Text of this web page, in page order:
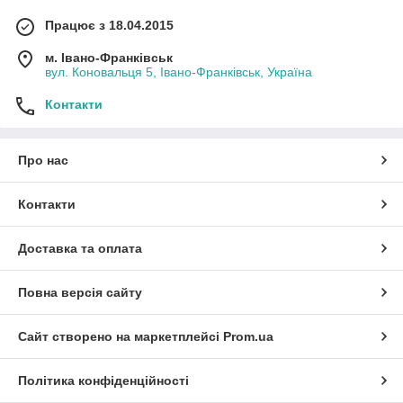
Працює з 18.04.2015
м. Івано-Франківськ
вул. Коновальця 5, Івано-Франківськ, Україна
Контакти
Про нас
Контакти
Доставка та оплата
Повна версія сайту
Сайт створено на маркетплейсі Prom.ua
Політика конфіденційності